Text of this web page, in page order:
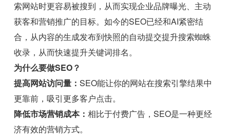
索网站时更容易被搜到，从而实现企业品牌曝光、主动
获客和营销推广的目标。如今的SEO已经和AI紧密结
合，从内容的生成发布到快照的自动提交提升搜索蜘蛛
收录，从而快速提升关键词排名。
为什么要做SEO？
提高网站访问量：SEO能让你的网站在搜索引擎结果中
更靠前，吸引更多客户点击。
降低市场营销成本：相比于付费广告，SEO是一种更经
济有效的营销方式。